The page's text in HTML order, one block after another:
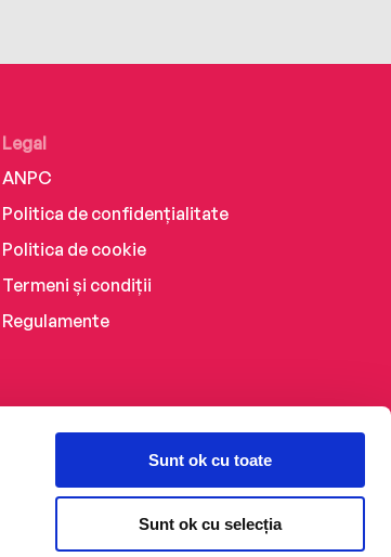
Sunt ok cu toate
Sunt ok cu selecția
Legal
ANPC
Politica de confidențialitate
Politica de cookie
Termeni și condiții
Regulamente